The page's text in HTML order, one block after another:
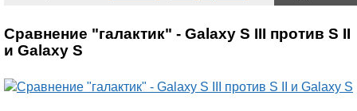
Сравнение "галактик" - Galaxy S III против S II
и Galaxy S